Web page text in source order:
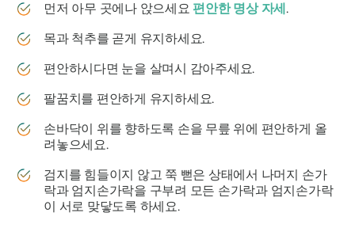
먼저 아무 곳에나 앉으세요 편안한 명상 자세.
목과 척추를 곧게 유지하세요.
편안하시다면 눈을 살며시 감아주세요.
팔꿈치를 편안하게 유지하세요.
손바닥이 위를 향하도록 손을 무릎 위에 편안하게 올
려놓으세요.
검지를 힘들이지 않고 쭉 뻗은 상태에서 나머지 손가
락과 엄지손가락을 구부려 모든 손가락과 엄지손가락
이 서로 맞닿도록 하세요.